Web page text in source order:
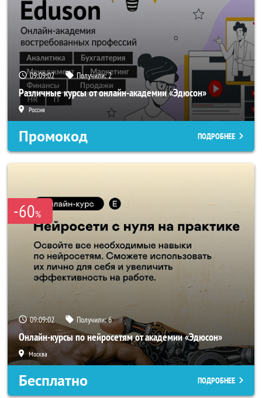
09:09:02 Получили:2
Различные курсы от онлайн-академии «Эдюсон»
Россия
Промокод ПОДРОБНЕЕ
-60%
09:09:02 Получили:6
Онлайн-курсы по нейросетям от академии «Эдюсон»
Москва
Бесплатно ПОДРОБНЕЕ